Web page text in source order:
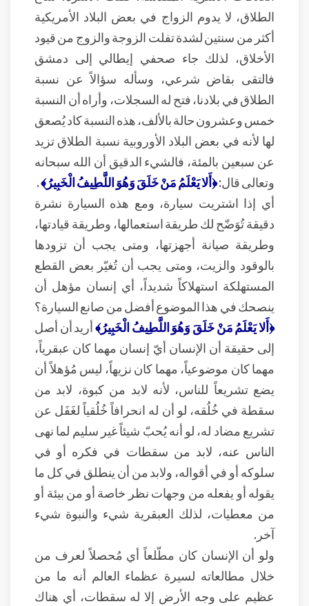
الطلاق، لا يدوم الزواج في بعض البلاد الأمريكية
أكثر من سنتين لشدة تفلت الزوجة والزوج من قيود
الأخلاق، لذلك جاء صحفي إيطالي إلى دمشق
فالتقى بقاض شرعي، وسأله سؤالاً عن نسبة
الطلاق في بلادنا، فتح له السجلات، وأراه أن النسبة
خمس وعشرون حالة بالألف، هذه النسبة كاد يُصعق
لها لأنه في بعض البلاد الأوروبية نسبة الطلاق تزيد
عن سبعين بالمئة، فالشيء الدقيق أن الله سبحانه
وتعالى قال:﴿أَلا يَعْلَمُ مَنْ خَلَقَ وَهُوَ اللَّطِيفُ الْخَبِيرُ﴾.
أي إذا اشتريت سيارة، ومع هذه السيارة نشرة
دقيقة تُوَضّح لك طريقة استعمالها، وطريقة قيادتها،
وطريقة صيانة أجهزتها، ومتى يجب أن تزودها
بالوقود والزيت، ومتى يجب أن تُغيّر بعض القطع
المستهلكة استهلاكاً شديداً، أي إنسان مؤهل أن
ينصحك في هذا الموضوع أفضل من صانع السيارة؟
﴿أَلا يَعْلَمُ مَنْ خَلَقَ وَهُوَ اللَّطِيفُ الْخَبِيرُ﴾أريد أن أصل
إلى حقيقة أن الإنسان أيّ إنسان مهما كان عبقرياً،
مهما كان موضوعياً، مهما كان نزيهاً، ليس مُؤهلاً أن
يضع تشريعاً للناس، لأنه لابد من كبوة، لابد من
سقطة في خُلُقه، لو أن له انحرافاً خُلُقياً لغَفَل عن
تشريع مضاد له، لو أنه يُحبّ شيئاً غير سليم لما نهى
الناس عنه، لابد من سقطات في فكره أو في
سلوكه أو في أقواله، ولابد من أن ينطلق في كل ما
يقوله أو يفعله من وجهات نظر خاصة أو من بيئة أو
من معطيات، لذلك العبقرية شيء والنبوة شيء
آخر.
ولو أن الإنسان كان مطّلعاً أي مُحصلاً لعرف من
خلال مطالعاته لسيرة عظماء العالم أنه ما من
عظيم على وجه الأرض إلا له سقطات، أي هناك